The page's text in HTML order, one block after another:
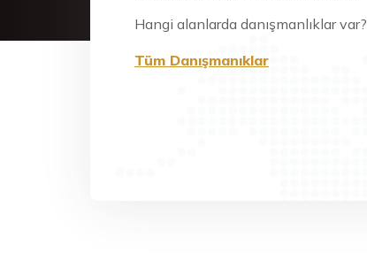
Hangi alanlarda danışmanlıklar var?
Tüm Danışmanıklar